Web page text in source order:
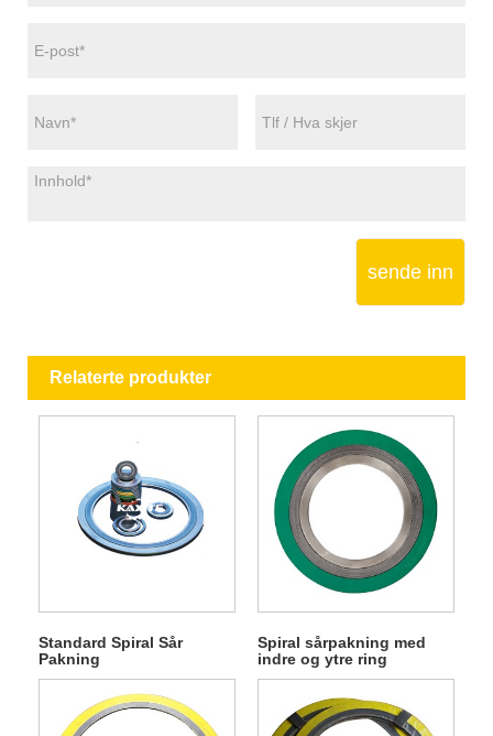
sende inn
Relaterte produkter
Standard Spiral Sår
Pakning
Spiral sårpakning med
indre og ytre ring